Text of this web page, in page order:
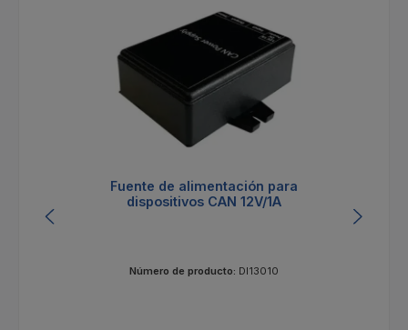
Fuente de alimentación para
dispositivos CAN 12V/1A
Número de producto: DI13010